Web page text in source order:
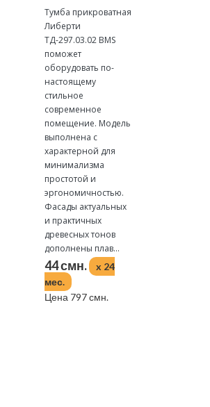
Тумба прикроватная
Либерти
ТД-297.03.02 BMS
поможет
оборудовать по-
настоящему
стильное
современное
помещение. Модель
выполнена с
характерной для
минимализма
простотой и
эргономичностью.
Фасады актуальных
и практичных
древесных тонов
дополнены плав...
44 смн.
x 24
мес.
Цена 797 смн.